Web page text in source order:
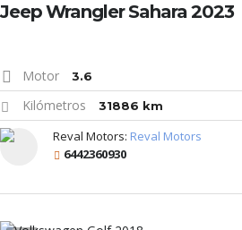
Jeep Wrangler Sahara 2023
Motor 3.6
Kilómetros 31886 km
Reval Motors: Reval Motors
6442360930